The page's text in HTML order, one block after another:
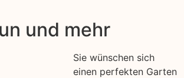
und mehr
Sie wünschen sich
einen perfekten Garten